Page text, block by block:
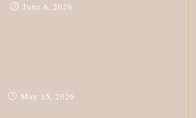
June 6, 2026
May 15, 2026